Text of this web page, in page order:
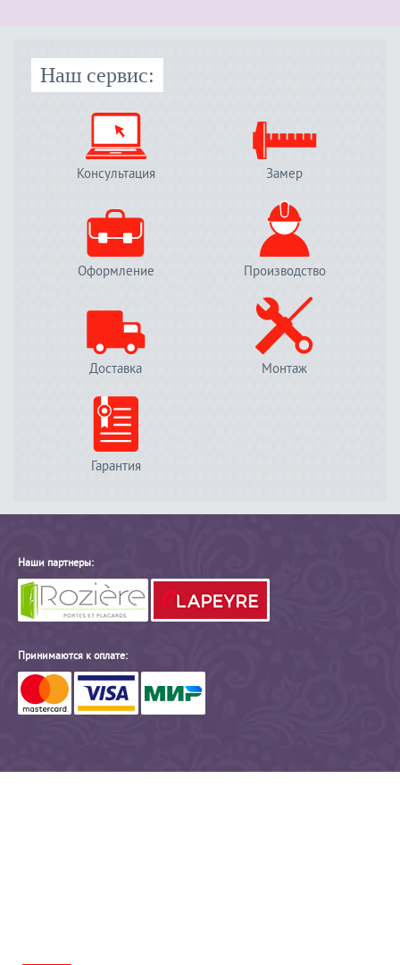
Наш сервис:
Консультация Замер
Оформление Производство
Доставка Монтаж
Гарантия
Наши партнеры:
Принимаются к оплате: